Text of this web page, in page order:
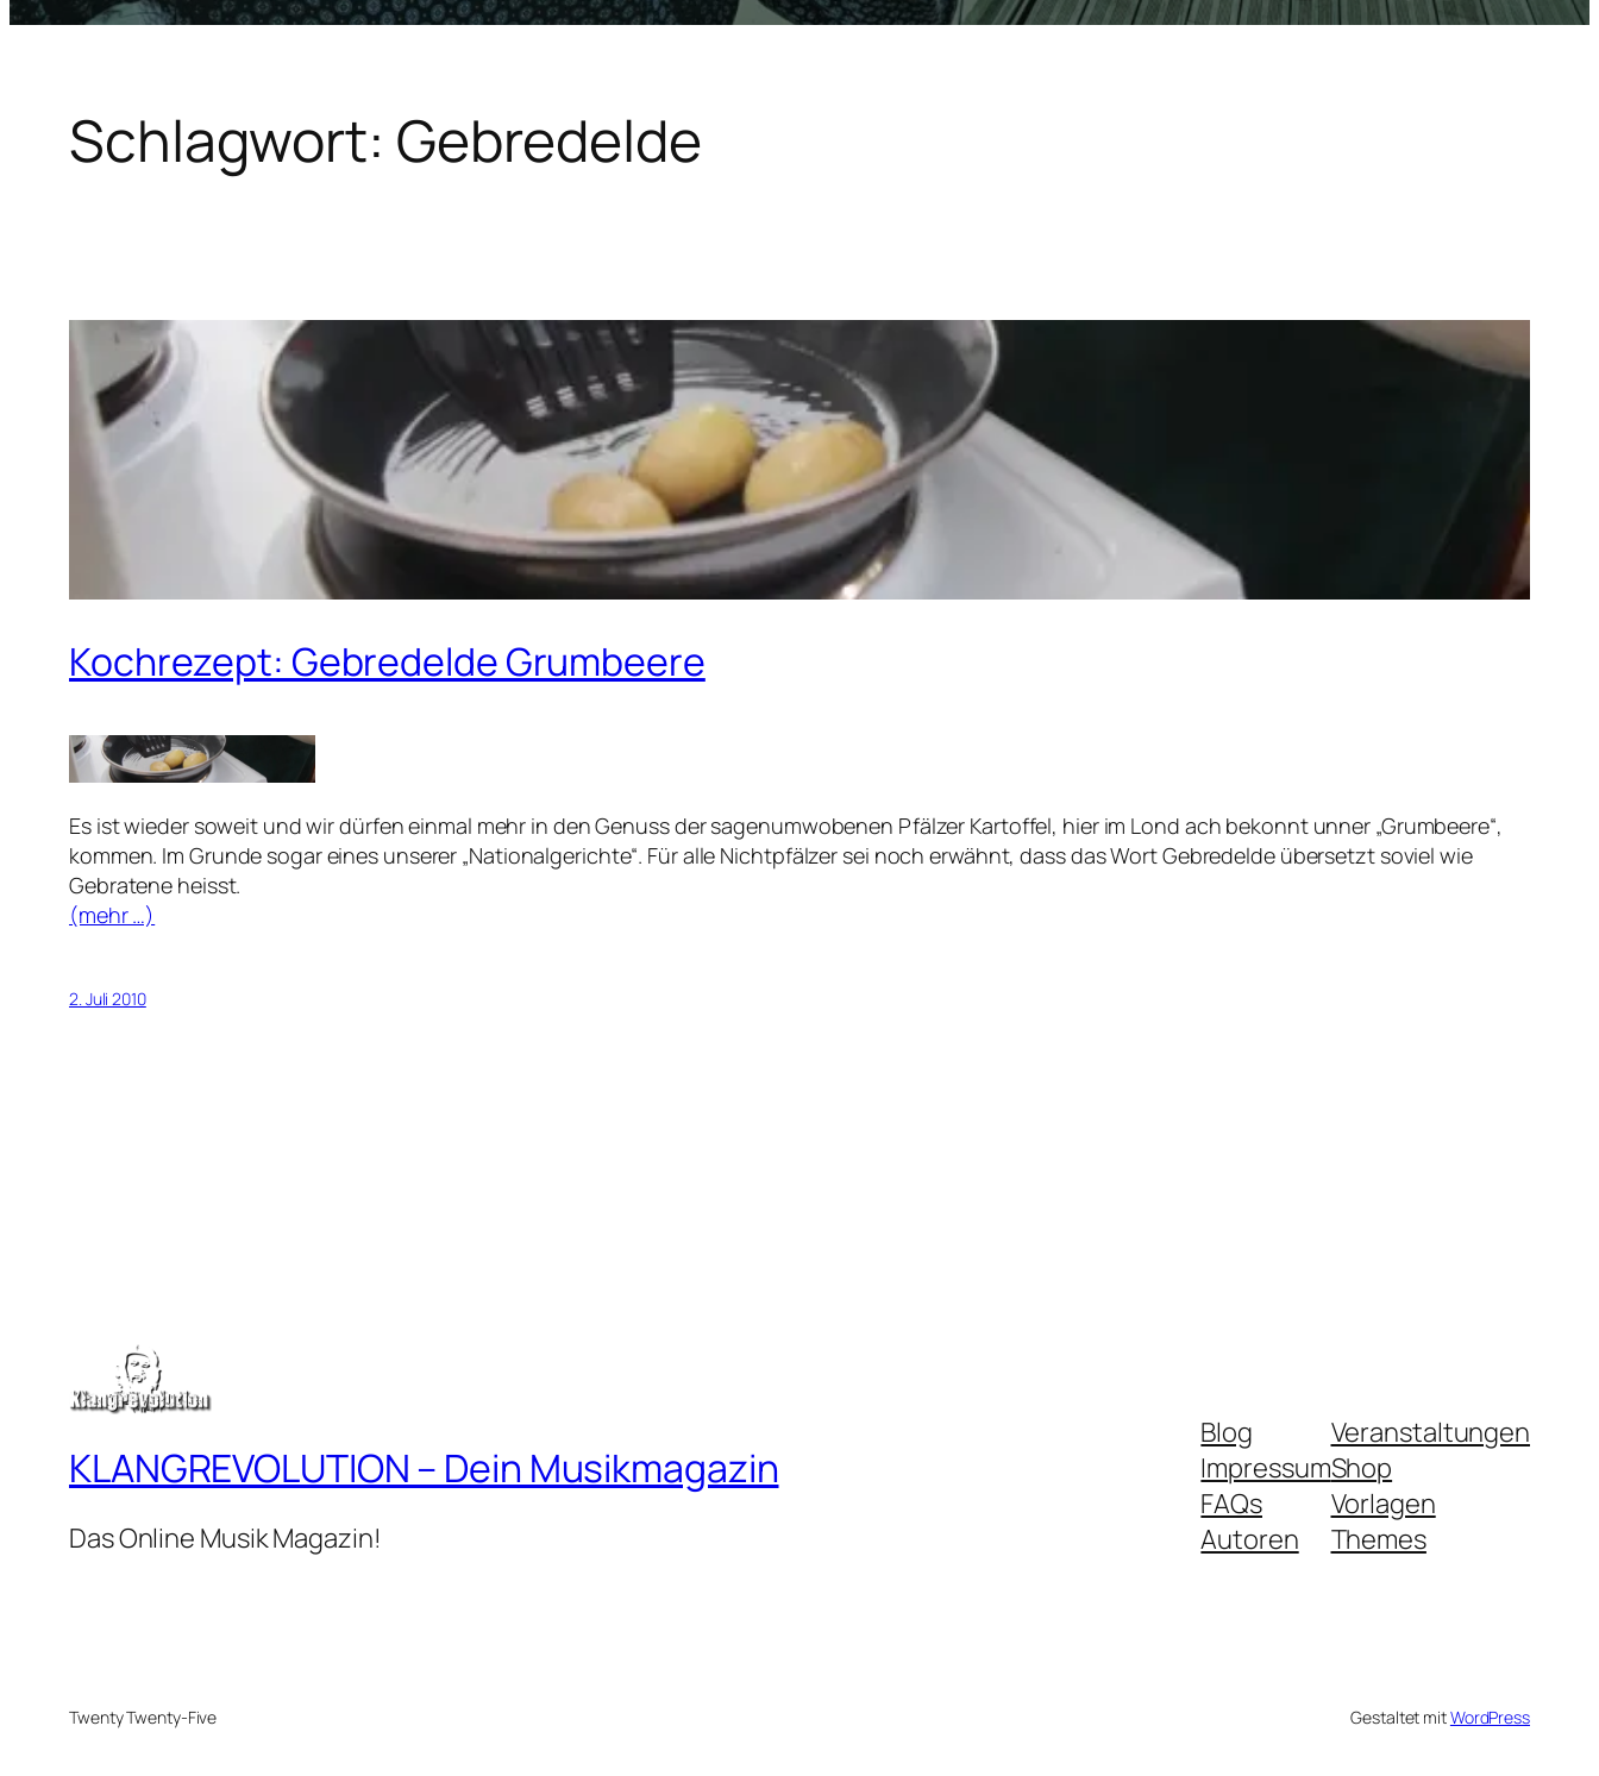
Schlagwort: Gebredelde
Kochrezept: Gebredelde Grumbeere
Es ist wieder soweit und wir dürfen einmal mehr in den Genuss der sagenumwobenen Pfälzer Kartoffel, hier im Lond ach bekonnt unner „Grumbeere“,
kommen. Im Grunde sogar eines unserer „Nationalgerichte“. Für alle Nichtpfälzer sei noch erwähnt, dass das Wort Gebredelde übersetzt soviel wie
Gebratene heisst.
(mehr …)
2. Juli 2010
KLANGREVOLUTION – Dein Musikmagazin
Das Online Musik Magazin!
Blog
Impressum
FAQs
Autoren
Veranstaltungen
Shop
Vorlagen
Themes
Twenty Twenty-Five Gestaltet mitWordPress